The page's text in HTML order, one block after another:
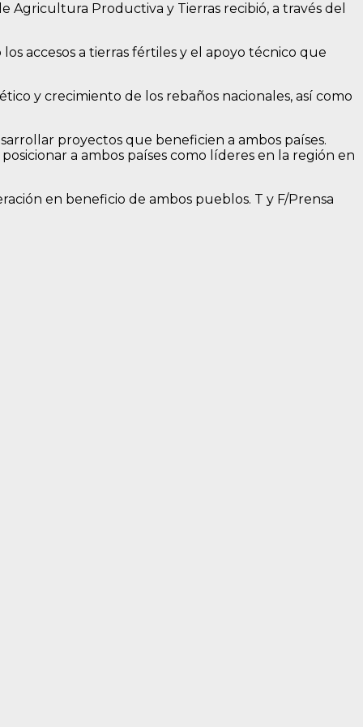
Productiva y Tierras recibió, a través del
accesos a tierras fértiles y el apoyo técnico que
y crecimiento de los rebaños nacionales, así como
proyectos que beneficien a ambos países.
a ambos países como líderes en la región en
en beneficio de ambos pueblos. T y F/Prensa